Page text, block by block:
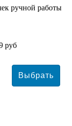
ручной работы
руб